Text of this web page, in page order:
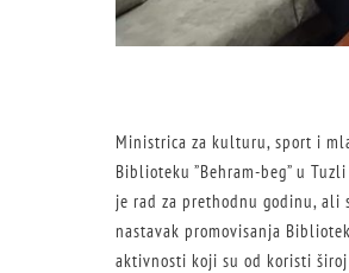
Ministrica za kulturu, sport i
Biblioteku ”Behram-beg” u
je rad za prethodnu godinu,
nastavak promovisanja
aktivnosti koji su od koristi